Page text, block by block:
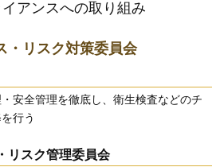
アンスへの取り組み
リスク対策委員会
安全管理を徹底し、衛生検査などのチ
行う
リスク管理委員会